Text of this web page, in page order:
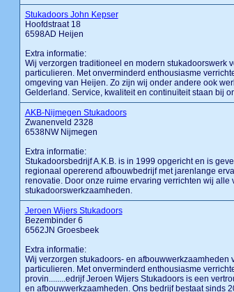
Stukadoors John Kepser
Hoofdstraat 18
6598AD Heijen
Extra informatie:
Wij verzorgen traditioneel en modern stukadoorswerk
particulieren. Met onverminderd enthousiasme
omgeving van Heijen. Zo zijn wij onder andere ook
Gelderland. Service, kwaliteit en continuïteit staan bij
AKB-Nijmegen Stukadoors
Zwanenveld 2328
6538NW Nijmegen
Extra informatie:
Stukadoorsbedrijf A.K.B. is in 1999 opgericht en is
regionaal opererend afbouwbedrijf met jarenlange
renovatie. Door onze ruime ervaring verrichten wij alle
stukadoorswerkzaamheden.
Jeroen Wijers Stukadoors
Bezembinder 6
6562JN Groesbeek
Extra informatie:
Wij verzorgen stukadoors- en afbouwwerkzaamheden
particulieren. Met onverminderd enthousiasme
provin........edrijf Jeroen Wijers Stukadoors is een
en afbouwwerkzaamheden. Ons bedrijf bestaat sinds